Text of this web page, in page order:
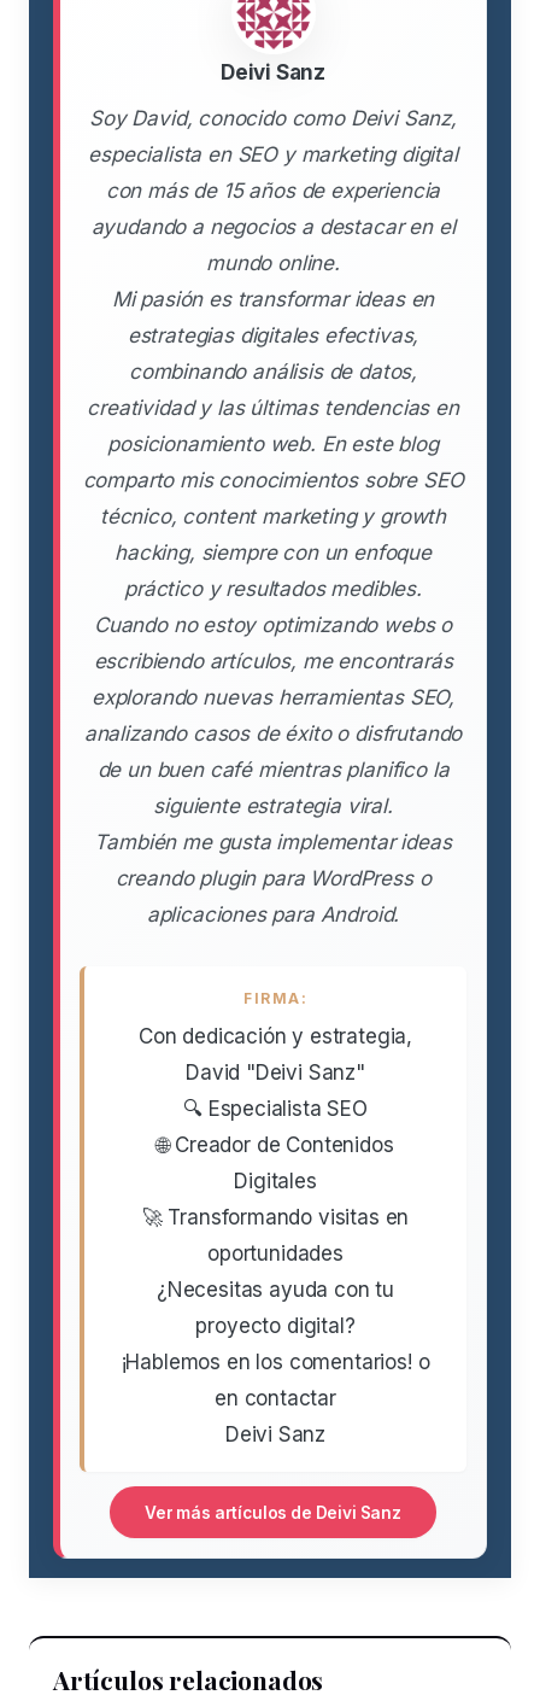
Deivi Sanz
Soy David, conocido como Deivi Sanz,
especialista en SEO y marketing digital
con más de 15 años de experiencia
ayudando a negocios a destacar en el
mundo online.
Mi pasión es transformar ideas en
estrategias digitales efectivas,
combinando análisis de datos,
creatividad y las últimas tendencias en
posicionamiento web. En este blog
comparto mis conocimientos sobre SEO
técnico, content marketing y growth
hacking, siempre con un enfoque
práctico y resultados medibles.
Cuando no estoy optimizando webs o
escribiendo artículos, me encontrarás
explorando nuevas herramientas SEO,
analizando casos de éxito o disfrutando
de un buen café mientras planifico la
siguiente estrategia viral.
También me gusta implementar ideas
creando plugin para WordPress o
aplicaciones para Android.
FIRMA:
Con dedicación y estrategia,
David "Deivi Sanz"
🔍 Especialista SEO
🌐 Creador de Contenidos
Digitales
🚀 Transformando visitas en
oportunidades
¿Necesitas ayuda con tu
proyecto digital?
¡Hablemos en los comentarios! o
en contactar
Deivi Sanz
Ver más artículos de Deivi Sanz
Artículos relacionados